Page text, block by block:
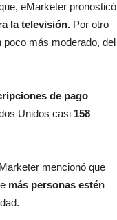
eMarketer pronosticó
la televisión. Por otro
más moderado, del
de pago
Unidos casi 158
mencionó que
más personas estén